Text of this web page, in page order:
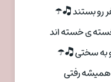
رو بستند 🎝☂
ی خسته اند
به سختی 🎝☂
همیشه رفتی